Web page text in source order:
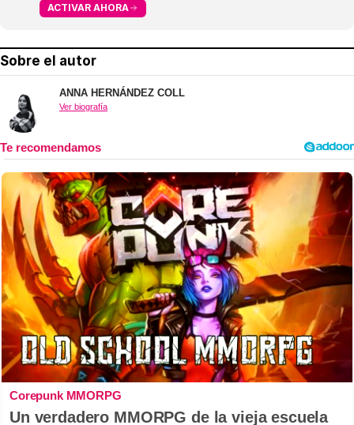
ACTIVAR AHORA
Sobre el autor
ANNA HERNÁNDEZ COLL
Ver biografía
Corepunk MMORPG
Un verdadero MMORPG de la vieja escuela